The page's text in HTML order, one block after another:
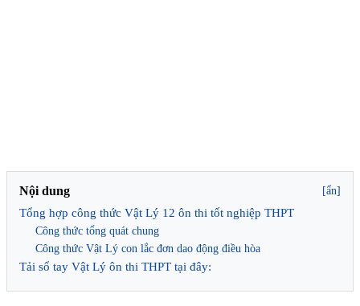
Nội dung [ẩn]
Tổng hợp công thức Vật Lý 12 ôn thi tốt nghiệp THPT
Công thức tổng quát chung
Công thức Vật Lý con lắc đơn dao động điều hòa
Tải sổ tay Vật Lý ôn thi THPT tại đây: